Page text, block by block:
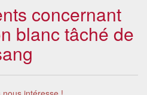
concernant
blanc tâché de